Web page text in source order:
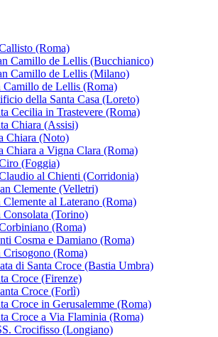
(Roma)
Camillo de Lellis (Bucchianico)
Camillo de Lellis (Milano)
Camillo de Lellis (Roma)
della Santa Casa (Loreto)
Cecilia in Trastevere (Roma)
Chiara (Assisi)
Chiara (Noto)
Chiara a Vigna Clara (Roma)
(Foggia)
al Chienti (Corridonia)
Clemente (Velletri)
al Laterano (Roma)
Consolata (Torino)
(Roma)
Cosma e Damiano (Roma)
Crisogono (Roma)
di Santa Croce (Bastia Umbra)
Croce (Firenze)
Croce (Forlì)
Croce in Gerusalemme (Roma)
Croce a Via Flaminia (Roma)
Crocifisso (Longiano)